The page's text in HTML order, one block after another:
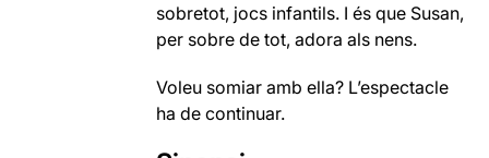
sobretot, jocs infantils. I és que Susan,
per sobre de tot, adora als nens.
Voleu somiar amb ella? L’espectacle
ha de continuar.